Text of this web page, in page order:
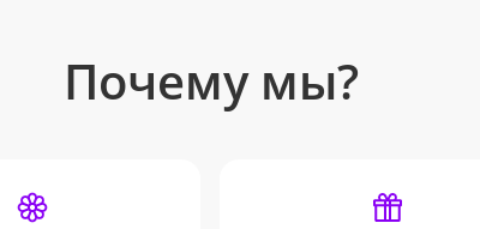
Почему мы?